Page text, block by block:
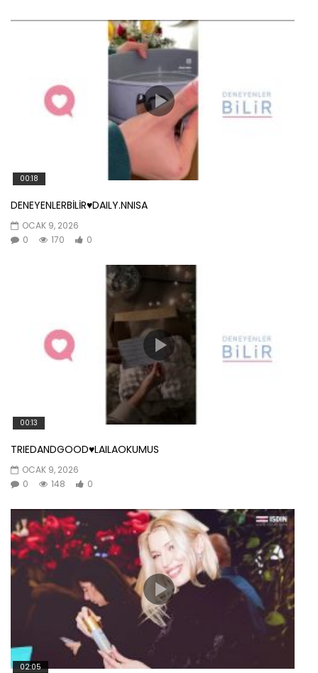
00:18
DENEYENLERBİLİR♥️DAILY.NNISA
OCAK 9, 2026
0
170 0
00:13
TRIEDANDGOOD♥️LAILAOKUMUS
OCAK 9, 2026
0
148 0
02:05